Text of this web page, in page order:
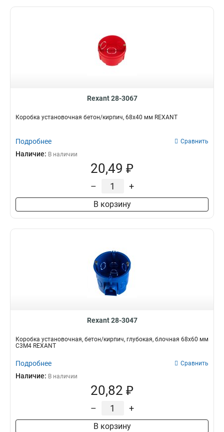
Rexant 28-3067
Коробка установочная бетон/кирпич, 68х40 мм REXANT
Подробнее Сравнить
Наличие: В наличии
20,49 ₽
– +
В корзину
Rexant 28-3047
Коробка установочная, бетон/кирпич, глубокая, блочная 68х60 мм
С3М4 REXANT
Подробнее Сравнить
Наличие: В наличии
20,82 ₽
– +
В корзину